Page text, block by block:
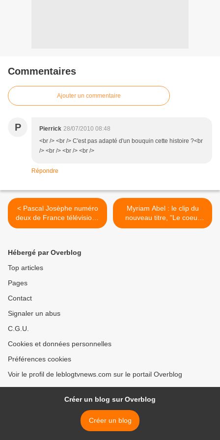
Commentaires
Ajouter un commentaire
P Pierrick 28/07/2010 08:48
<br /> <br /> C'est pas adapté d'un bouquin cette histoire ?<br
/> <br /> <br /> <br />
Répondre
< Pascal Josèphe numéro
deux de France télévisions
?
Myriam Abel : le clip du
nouveau titre, "Le coeur
ailleurs". >
Hébergé par Overblog
Top articles
Pages
Contact
Signaler un abus
C.G.U.
Cookies et données personnelles
Préférences cookies
Voir le profil de leblogtvnews.com sur le portail Overblog
Créer un blog sur Overblog
Créer un blog